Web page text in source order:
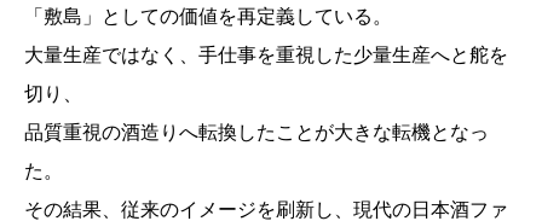
「敷島」としての価値を再定義している。
大量生産ではなく、手仕事を重視した少量生産へと舵を
切り、
品質重視の酒造りへ転換したことが大きな転機となっ
た。
その結果、従来のイメージを刷新し、現代の日本酒ファ